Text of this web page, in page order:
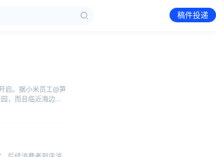
稿件投递
启。据小米员工@笋
，而且临近海边，